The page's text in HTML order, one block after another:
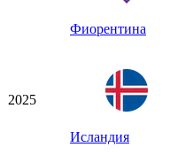
Фиорентина
2025
Исландия